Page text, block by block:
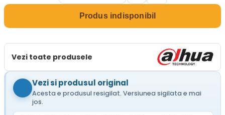
Produs indisponibil
Vezi toate produsele
Vezi si produsul original
Acesta e produsul resigilat. Versiunea sigilata e mai
jos.